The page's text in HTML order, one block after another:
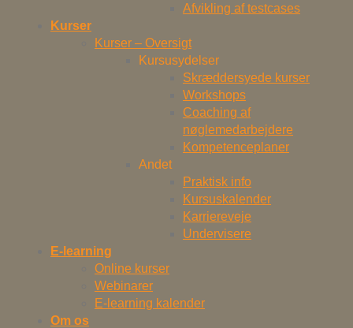
Afvikling af testcases
Kurser
Kurser – Oversigt
Kursusydelser
Skræddersyede kurser
Workshops
Coaching af
nøglemedarbejdere
Kompetenceplaner
Andet
Praktisk info
Kursuskalender
Karriereveje
Undervisere
E-learning
Online kurser
Webinarer
E-learning kalender
Om os